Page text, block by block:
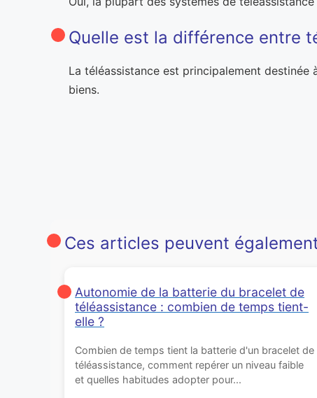
Quelle est la différence entre
La téléassistance est principalement
biens.
Ces articles peuvent
Autonomie de la batterie du bracelet de
téléassistance : combien de temps tient-
elle ?
Combien de temps tient la batterie d'un bracelet de
téléassistance, comment repérer un niveau faible
et quelles habitudes adopter pour...